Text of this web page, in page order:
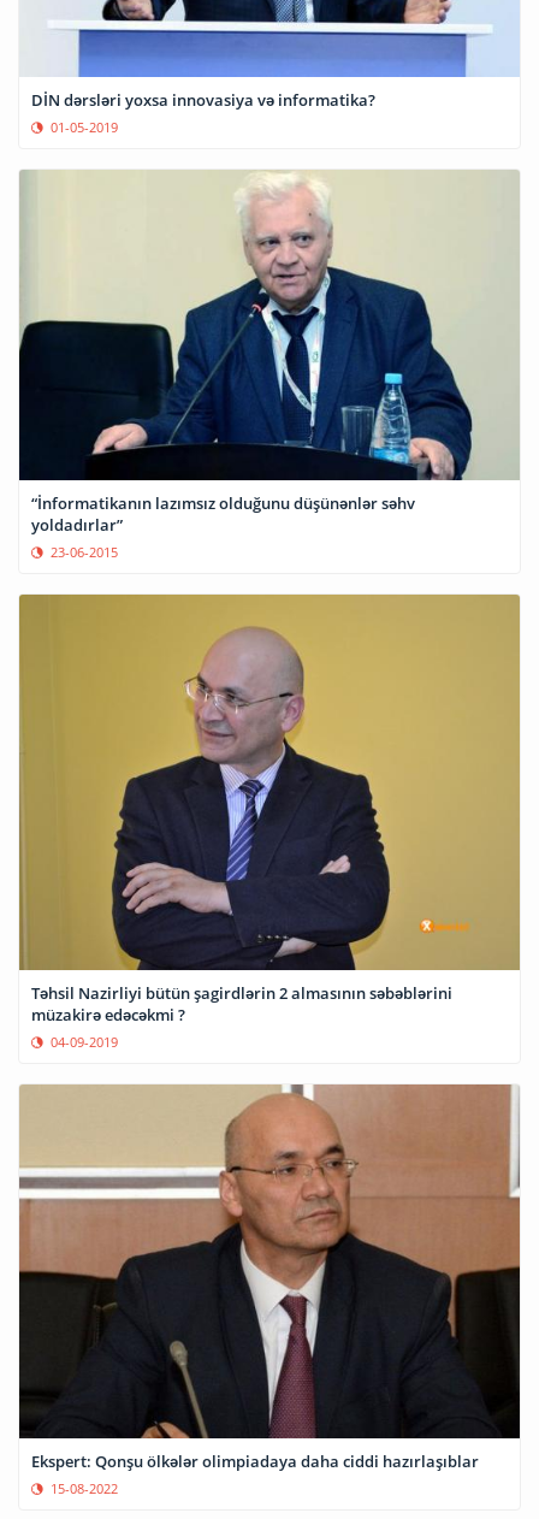
DİN dərsləri yoxsa innovasiya və informatika?
01-05-2019
“İnformatikanın lazımsız olduğunu düşünənlər səhv
yoldadırlar”
23-06-2015
Təhsil Nazirliyi bütün şagirdlərin 2 almasının səbəblərini
müzakirə edəcəkmi ?
04-09-2019
Ekspert: Qonşu ölkələr olimpiadaya daha ciddi hazırlaşıblar
15-08-2022